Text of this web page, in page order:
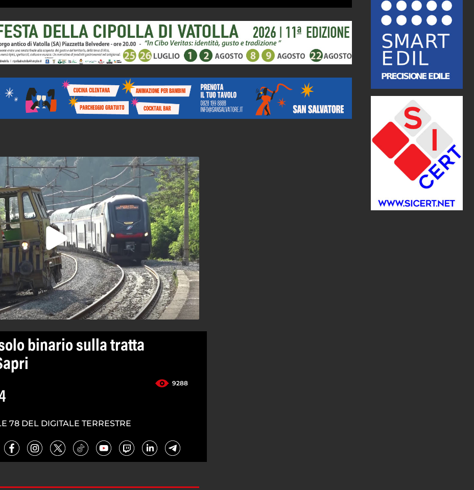
binario sulla tratta
9288
78 DEL DIGITALE TERRESTRE